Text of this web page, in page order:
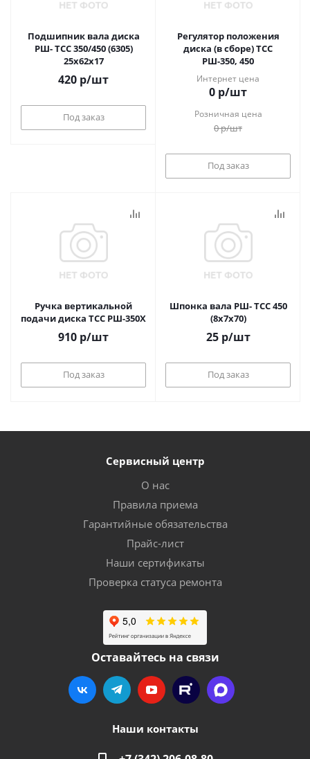
Подшипник вала диска
РШ- ТСС 350/450 (6305)
25x62x17
420 р/шт
Под заказ
Регулятор положения
диска (в сборе) ТСС
РШ-350, 450
Интернет цена
0 р/шт
Розничная цена
0р/шт
Под заказ
Ручка вертикальной
подачи диска ТСС РШ-350Х
910 р/шт
Под заказ
Шпонка вала РШ- ТСС 450
(8x7x70)
25р/шт
Под заказ
Сервисный центр
О нас
Правила приема
Гарантийные обязательства
Прайс-лист
Наши сертификаты
Проверка статуса ремонта
Оставайтесь на связи
Наши контакты